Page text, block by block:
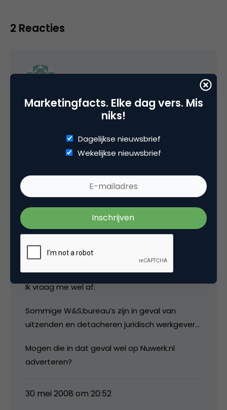
2 Reacties
En toen was het even heel stil…
Ik kan me zo voorstellen dat er hier en daar
wat spoedvergaderingen zijn belegd.
en verdienmodel denk ik ze zeer succesvol
zullen worden.
Ben zeer benieuwd hoe de grote
vacaturebanken hier op zullen reageren. Zowel
in acties als in vacatureaanbod… Lijkt me toch
wel een sterke concurrent in opkomst.
Ik vraag me wel af:
Sommige W&S;bureau’s zijn in geval van
uitzenden en detacheren juridisch werkgever…
Mogen die in dat geval wel op Nuwerk.nl
adverteren?
30 mei 2008 om 20:52
Marketingfacts. Elke dag vers. Mis
niks!
Dagelijkse nieuwsbrief
Wekelijkse nieuwsbrief